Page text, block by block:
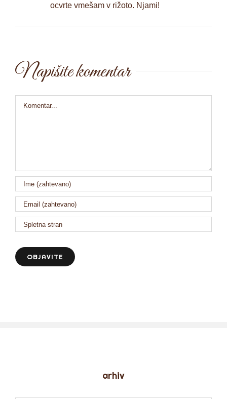
ocvrte vmešam v rižoto. Njami!
Napišite komentar
Comment
arhiv